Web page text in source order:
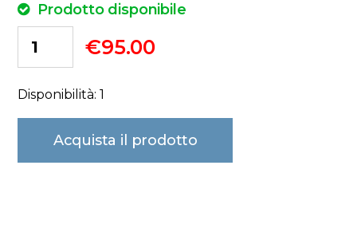
Prodotto disponibile
€95.00
Disponibilità: 1
Acquista il prodotto